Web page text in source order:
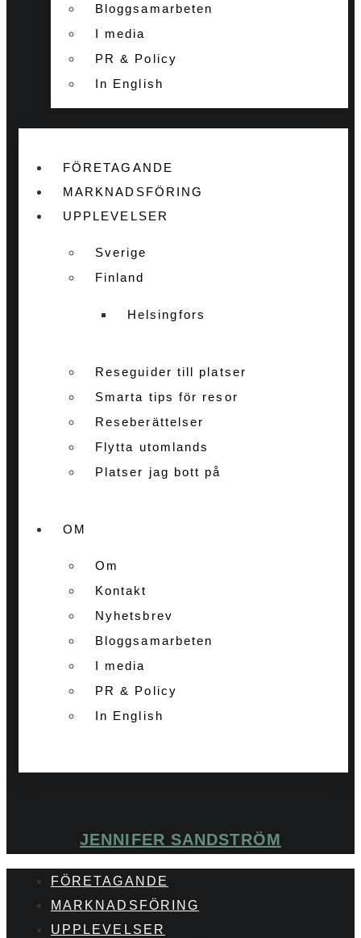
Bloggsamarbeten
I media
PR & Policy
In English
FÖRETAGANDE
MARKNADSFÖRING
UPPLEVELSER
Sverige
Finland
Helsingfors
Reseguider till platser
Smarta tips för resor
Reseberättelser
Flytta utomlands
Platser jag bott på
OM
Om
Kontakt
Nyhetsbrev
Bloggsamarbeten
I media
PR & Policy
In English
JENNIFER SANDSTRÖM
FÖRETAGANDE
MARKNADSFÖRING
UPPLEVELSER